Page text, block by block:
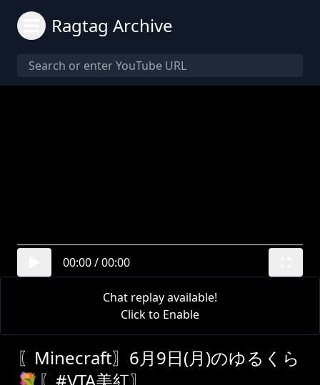
Ragtag Archive
00:00/00:00
Chat replay available!
Click to Enable
〖Minecraft〗6月9日(月)のゆるくら